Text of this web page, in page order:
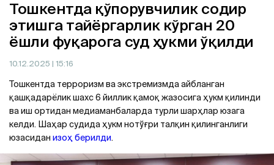
Тошкентда қўпорувчилик содир
этишга тайёргарлик кўрган 20
ёшли фуқарога суд ҳукми ўқилди
10.12.2025 | 15:16
Тошкентда терроризм ва экстремизмда айбланган
қашқадарёлик шахс 6 йиллик қамоқ жазосига ҳукм қилинди
ва иш ортидан медиаманбаларда турли шарҳлар юзага
келди. Шаҳар судида ҳукм нотўғри талқин қилинганлиги
юзасидан изоҳ берилди.